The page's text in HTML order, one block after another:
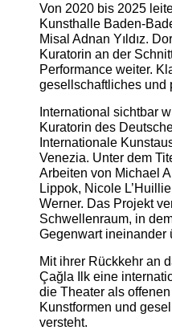
Von 2020 bis 2025
Kunsthalle Baden-
Misal Adnan Yıldız.
Kuratorin an der
Performance weiter.
gesellschaftliches und
International sichtbar
Kuratorin des
Internationale
Venezia. Unter dem
Arbeiten von Michael
Lippok, Nicole
Werner. Das Projekt
Schwellenraum, in
Gegenwart ineinander
Mit ihrer Rückkehr an
Çağla Ilk eine
die Theater als
Kunstformen und
versteht.